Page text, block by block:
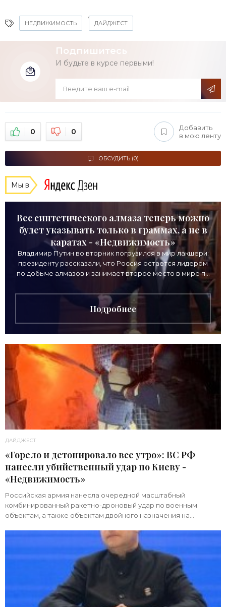
НЕДВИЖИМОСТЬ
,
ДАЙДЖЕСТ
Подпишитесь
И будьте в курсе первыми!
0 0
Добавить
в мою ленту
ОБСУДИТЬ (0)
Мы в
Вес синтетического алмаза теперь можно
будет указывать только в граммах, а не в
каратах - «Недвижимость»
Владимир Путин во вторник погрузился в мир лакшери:
президенту рассказали, что Россия остается лидером
по добыче алмазов и занимает второе место в мире по
Подробнее
ДАЙДЖЕСТ
«Горело и детонировало все утро»: ВС РФ
нанесли убийственный удар по Киеву -
«Недвижимость»
Российская армия нанесла очередной масштабный
комбинированный ракетно-дроновый удар по военным
объектам, а также объектам двойного назначения на